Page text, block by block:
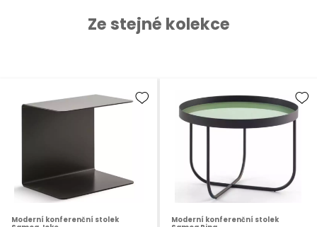
Ze stejné kolekce
Moderní konferenční stolek
Moderní konferenční stolek